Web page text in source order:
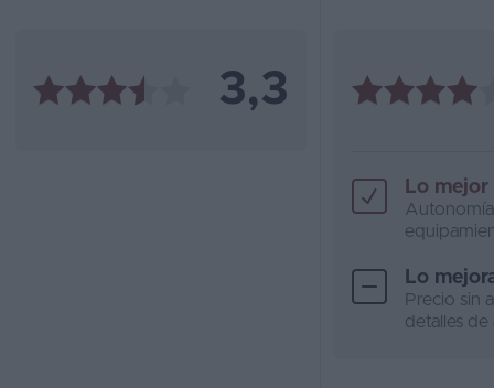
3,3
Lo mejor
Lo
Precio sin
detalles